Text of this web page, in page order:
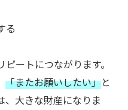
る
ートにつながります。
「またお願いしたい」と
、大きな財産になりま